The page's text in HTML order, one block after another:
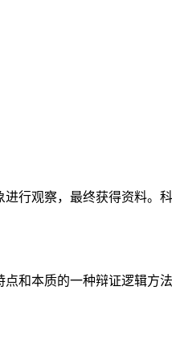
行观察，最终获得资料。
和本质的一种辩证逻辑方法